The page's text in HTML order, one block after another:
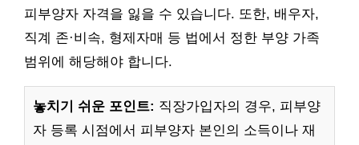
피부양자 자격을 잃을 수 있습니다. 또한, 배우자,
직계 존·비속, 형제자매 등 법에서 정한 부양 가족
범위에 해당해야 합니다.
놓치기 쉬운 포인트: 직장가입자의 경우, 피부양
자 등록 시점에서 피부양자 본인의 소득이나 재